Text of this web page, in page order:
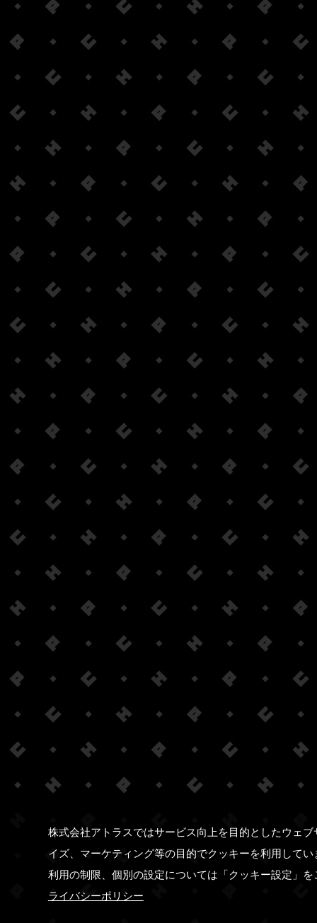
株式会社アトラスではサービス向上を目的としたウェ
イズ、マーケティング等の目的でクッキーを利用して
利用の制限、個別の設定については「クッキー設定」
ライバシーポリシー